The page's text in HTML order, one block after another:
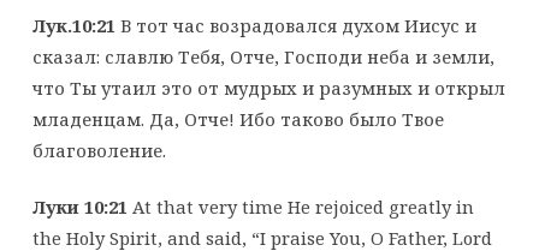
Лук.10:21 В тот час возрадовался духом Иисус и
сказал: славлю Тебя, Отче, Господи неба и земли,
что Ты утаил это от мудрых и разумных и открыл
младенцам. Да, Отче! Ибо таково было Твое
благоволение.
Луки 10:21 At that very time He rejoiced greatly in
the Holy Spirit, and said, “I praise You, O Father, Lord